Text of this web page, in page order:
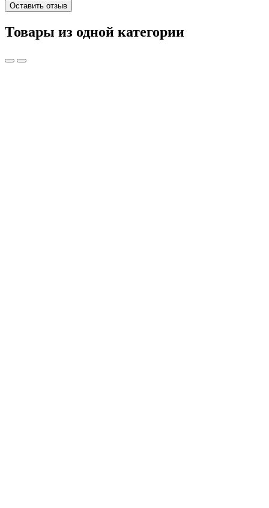
Оставить отзыв
Товары из одной категории